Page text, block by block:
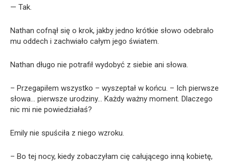
— Tak.
Nathan cofnął się o krok, jakby jedno krótkie słowo odebrało
mu oddech i zachwiało całym jego światem.
Nathan długo nie potrafił wydobyć z siebie ani słowa.
– Przegapiłem wszystko – wyszeptał w końcu. – Ich pierwsze
słowa… pierwsze urodziny… Każdy ważny moment. Dlaczego
nic mi nie powiedziałaś?
Emily nie spuściła z niego wzroku.
– Bo tej nocy, kiedy zobaczyłam cię całującego inną kobietę,